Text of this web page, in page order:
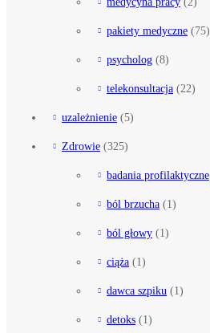
pakiety medyczne (75)
psycholog (8)
telekonsultacja (22)
uzależnienie (5)
Zdrowie (325)
badania profilaktyczne
ból brzucha (1)
ból głowy (1)
ciąża (1)
dawca szpiku (1)
detoks (1)